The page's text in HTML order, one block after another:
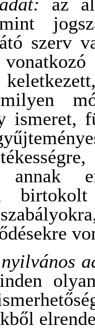
szerv
ismeret,
annak
nyilvános